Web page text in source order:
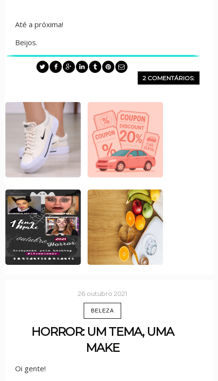
Até a próxima!
Beijos.
2 COMENTÁRIOS:
26 outubro 2021
BELEZA
HORROR: UM TEMA, UMA
MAKE
Oi gente!